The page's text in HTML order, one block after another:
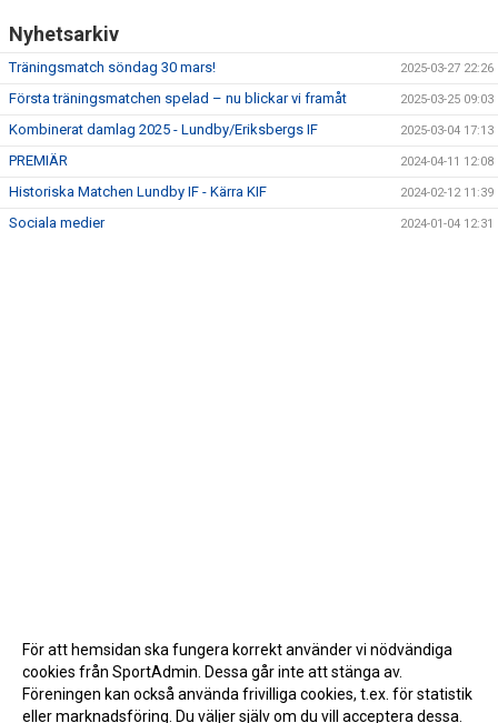
Nyhetsarkiv
Träningsmatch söndag 30 mars! 2025-03-27 22:26
Första träningsmatchen spelad – nu blickar vi framåt 2025-03-25 09:03
Kombinerat damlag 2025 - Lundby/Eriksbergs IF 2025-03-04 17:13
PREMIÄR 2024-04-11 12:08
Historiska Matchen Lundby IF - Kärra KIF 2024-02-12 11:39
Sociala medier 2024-01-04 12:31
För att hemsidan ska fungera korrekt använder vi nödvändiga
cookies från SportAdmin. Dessa går inte att stänga av.
Föreningen kan också använda frivilliga cookies, t.ex. för statistik
eller marknadsföring. Du väljer själv om du vill acceptera dessa.